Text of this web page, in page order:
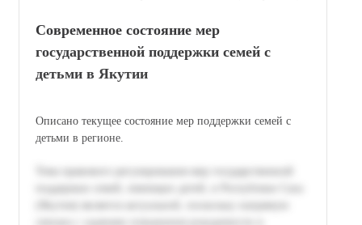
Современное состояние мер
государственной поддержки семей с
детьми в Якутии
Описано текущее состояние мер поддержки семей с
детьми в регионе.